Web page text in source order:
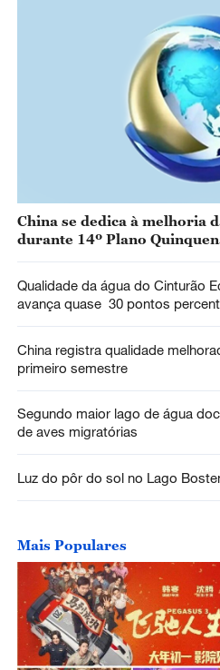
China se dedica à melhoria
durante 14º Plano
Qualidade da água do Cinturão
avança quase 30 pontos
China registra qualidade
primeiro semestre
Segundo maior lago de água
de aves migratórias
Luz do pôr do sol no Lago
Mais Populares